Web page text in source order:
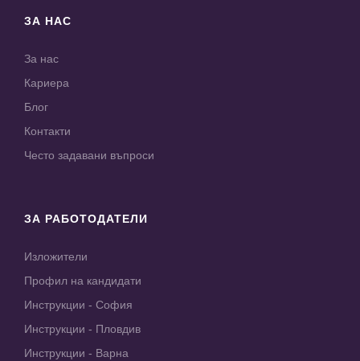
ЗА НАС
За нас
Кариера
Блог
Контакти
Често задавани въпроси
ЗА РАБОТОДАТЕЛИ
Изложители
Профил на кандидати
Инструкции - София
Инструкции - Пловдив
Инструкции - Варна